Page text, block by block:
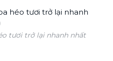
tươi trở lại nhanh nhất